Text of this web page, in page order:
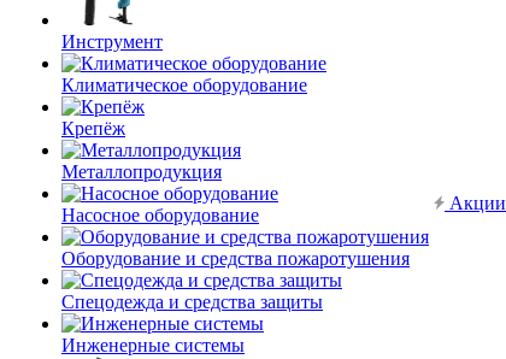
Инструмент
Климатическое оборудование
Крепёж
Металлопродукция
Насосное оборудование
Оборудование и средства пожаротушения
Спецодежда и средства защиты
Инженерные системы
Акции